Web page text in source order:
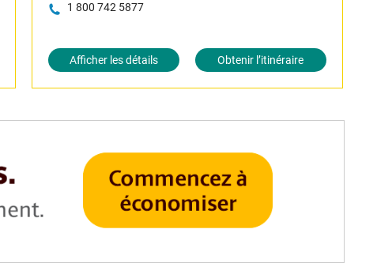
1 800 742 5877
Afficher les détails Obtenir l’itinéraire